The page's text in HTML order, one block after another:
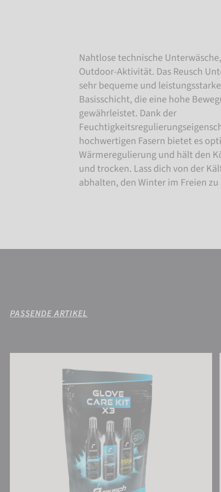
Nahtlose technische
Outdoor-Aktivität. Das Reusch
sehr bequeme und
Basisschicht, die eine hohe
gewährleistet. Dank der
hochwertigen Fasern bietet es
Wärmeregulierung und hält den
und trocken. Lass dich von der
abhalten, den Winter im Freien
PASSENDE ARTIKEL